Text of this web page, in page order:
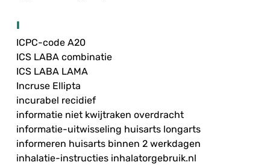
I
ICPC-code A20
ICS LABA combinatie
ICS LABA LAMA
Incruse Ellipta
incurabel recidief
informatie niet kwijtraken overdracht
informatie-uitwisseling huisarts longarts
informeren huisarts binnen 2 werkdagen
inhalatie-instructies inhalatorgebruik.nl